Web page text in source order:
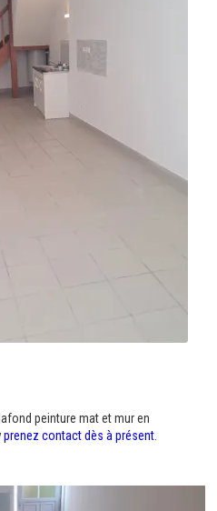
peinture mat et mur en
prenez contact dès à présent.